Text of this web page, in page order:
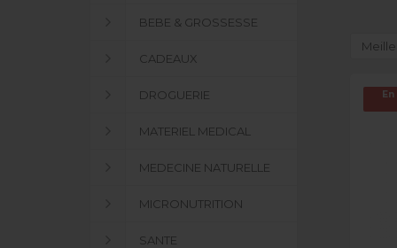
BEBE & GROSSESSE
CADEAUX
DROGUERIE
MATERIEL MEDICAL
MEDECINE NATURELLE
MICRONUTRITION
SANTE